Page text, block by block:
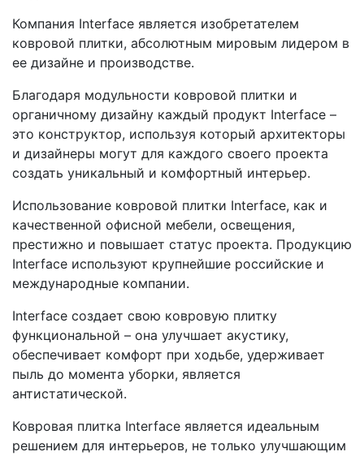
Компания Interface является изобретателем
ковровой плитки, абсолютным мировым лидером в
ее дизайне и производстве.
Благодаря модульности ковровой плитки и
органичному дизайну каждый продукт Interface –
это конструктор, используя который архитекторы
и дизайнеры могут для каждого своего проекта
создать уникальный и комфортный интерьер.
Использование ковровой плитки Interface, как и
качественной офисной мебели, освещения,
престижно и повышает статус проекта. Продукцию
Interface используют крупнейшие российские и
международные компании.
Interface создает свою ковровую плитку
функциональной – она улучшает акустику,
обеспечивает комфорт при ходьбе, удерживает
пыль до момента уборки, является
антистатической.
Ковровая плитка Interface является идеальным
решением для интерьеров, не только улучшающим